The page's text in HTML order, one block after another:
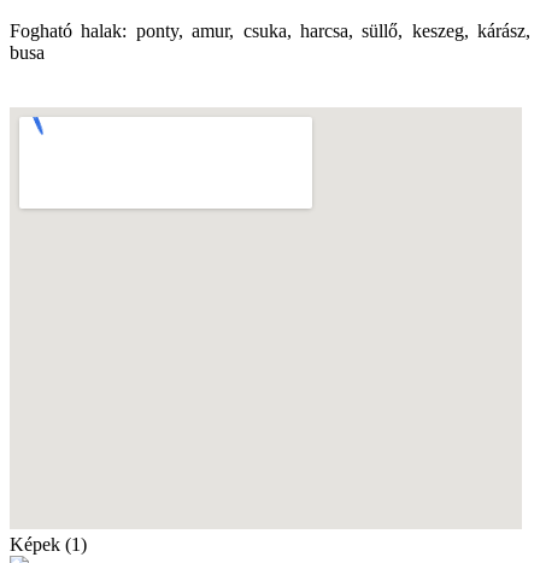
Fogható halak: ponty, amur, csuka, harcsa, süllő, keszeg, kárász,
busa
Képek (1)